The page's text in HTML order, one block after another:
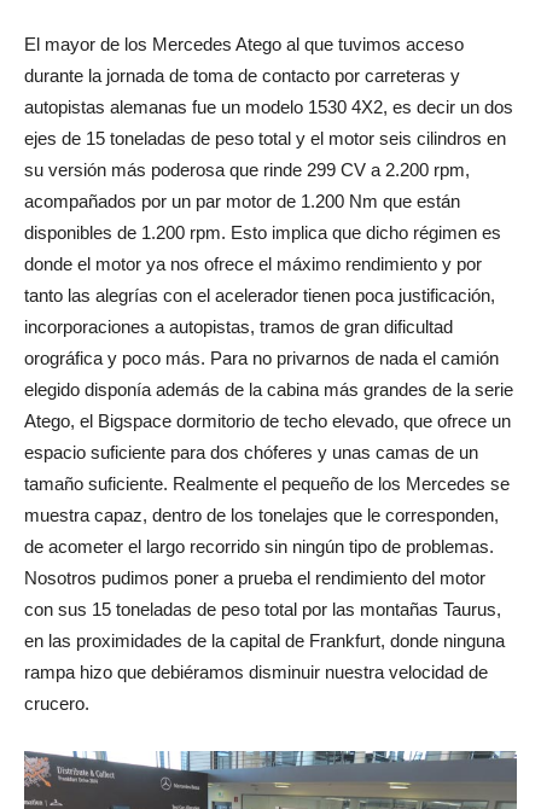
El mayor de los Mercedes Atego al que tuvimos acceso
durante la jornada de toma de contacto por carreteras y
autopistas alemanas fue un modelo 1530 4X2, es decir un dos
ejes de 15 toneladas de peso total y el motor seis cilindros en
su versión más poderosa que rinde 299 CV a 2.200 rpm,
acompañados por un par motor de 1.200 Nm que están
disponibles de 1.200 rpm. Esto implica que dicho régimen es
donde el motor ya nos ofrece el máximo rendimiento y por
tanto las alegrías con el acelerador tienen poca justificación,
incorporaciones a autopistas, tramos de gran dificultad
orográfica y poco más. Para no privarnos de nada el camión
elegido disponía además de la cabina más grandes de la serie
Atego, el Bigspace dormitorio de techo elevado, que ofrece un
espacio suficiente para dos chóferes y unas camas de un
tamaño suficiente. Realmente el pequeño de los Mercedes se
muestra capaz, dentro de los tonelajes que le corresponden,
de acometer el largo recorrido sin ningún tipo de problemas.
Nosotros pudimos poner a prueba el rendimiento del motor
con sus 15 toneladas de peso total por las montañas Taurus,
en las proximidades de la capital de Frankfurt, donde ninguna
rampa hizo que debiéramos disminuir nuestra velocidad de
crucero.